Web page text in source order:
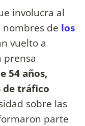
involucra al
nombres de los
vuelto a
prensa
54 años,
de tráfico
sobre las
parte